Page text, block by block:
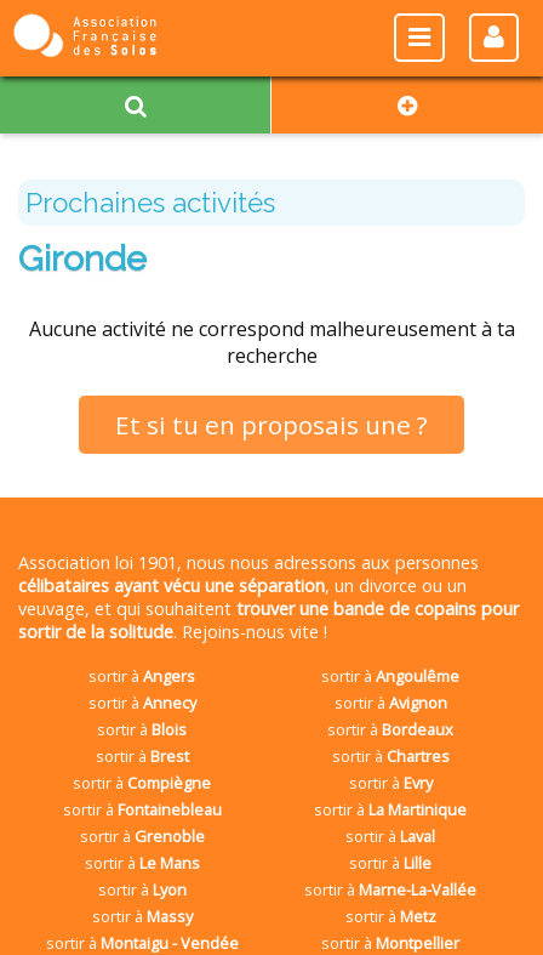
Prochaines activités
Gironde
Aucune activité ne correspond malheureusement à ta
recherche
Et si tu en proposais une ?
Association loi 1901, nous nous adressons aux personnes
célibataires ayant vécu une séparation, un divorce ou un
veuvage, et qui souhaitent trouver une bande de copains pour
sortir de la solitude. Rejoins-nous vite !
sortir àAngers sortir àAngoulême
sortir à Annecy sortir à Avignon
sortir àBlois sortir àBordeaux
sortir à Brest sortir à Chartres
sortir à Compiègne sortir à Evry
sortir à Fontainebleau sortir àLa Martinique
sortir à Grenoble sortir àLaval
sortir à Le Mans sortir àLille
sortir à Lyon sortir àMarne-La-Vallée
sortir à Massy sortir à Metz
sortir à Montaigu - Vendée sortir àMontpellier